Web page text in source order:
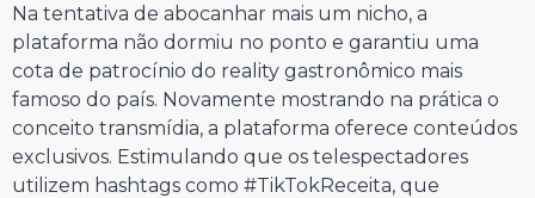
Na tentativa de abocanhar mais um nicho, a
plataforma não dormiu no ponto e garantiu uma
cota de patrocínio do reality gastronômico mais
famoso do país. Novamente mostrando na prática o
conceito transmídia, a plataforma oferece conteúdos
exclusivos. Estimulando que os telespectadores
utilizem hashtags como #TikTokReceita, que